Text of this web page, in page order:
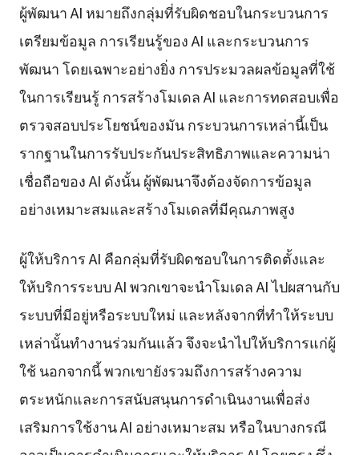
ผู้พัฒนา AI หมายถึงกลุ่มที่รับผิดชอบในกระบวนการ
เตรียมข้อมูล การเรียนรู้ของ AI และกระบวนการ
พัฒนา โดยเฉพาะอย่างยิ่ง การประมวลผลข้อมูลที่ใช้
ในการเรียนรู้ การสร้างโมเดล AI และการทดสอบเพื่อ
ตรวจสอบประโยชน์ของมัน กระบวนการเหล่านี้เป็น
รากฐานในการรับประกันประสิทธิภาพและความน่า
เชื่อถือของ AI ดังนั้น ผู้พัฒนาจึงต้องจัดการข้อมูล
อย่างเหมาะสมและสร้างโมเดลที่มีคุณภาพสูง
ผู้ให้บริการ AI คือกลุ่มที่รับผิดชอบในการติดตั้งและ
ให้บริการระบบ AI พวกเขาจะนำโมเดล AI ไปผสานกับ
ระบบที่มีอยู่หรือระบบใหม่ และหลังจากที่ทำให้ระบบ
เหล่านั้นทำงานร่วมกันแล้ว จึงจะนำไปให้บริการแก่ผู้
ใช้ นอกจากนี้ พวกเขายังรวมถึงการสร้างความ
ตระหนักและการสนับสนุนการดำเนินงานเพื่อส่ง
เสริมการใช้งาน AI อย่างเหมาะสม หรือในบางกรณี